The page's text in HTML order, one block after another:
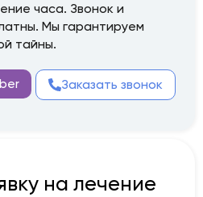
часа. Звонок и
Мы гарантируем
тайны.
Заказать звонок
на лечение